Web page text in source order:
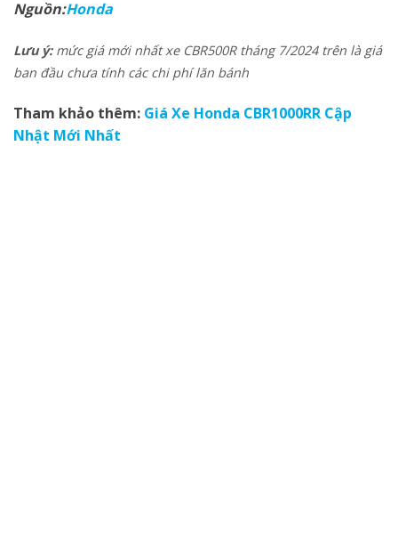
Nguồn:Honda
Lưu ý:mức giá mới nhất xe CBR500R tháng 7/2024 trên là giá
ban đầu chưa tính các chi phí lăn bánh
Tham khảo thêm: Giá Xe Honda CBR1000RR Cập
Nhật Mới Nhất